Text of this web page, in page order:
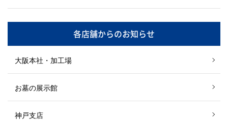
各店舗からのお知らせ
大阪本社・加工場
お墓の展示館
神戸支店